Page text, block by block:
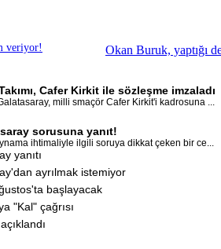
veriyor!
Okan Buruk, yaptığı
Cafer Kirkit ile sözleşme imzaladı
milli smaçör Cafer Kirkit'i kadrosuna ...
sorusuna yanıt!
ihtimaliyle ilgili soruya dikkat çeken bir ce...
yanıtı
ayrılmak istemiyor
başlayacak
"Kal" çağrısı